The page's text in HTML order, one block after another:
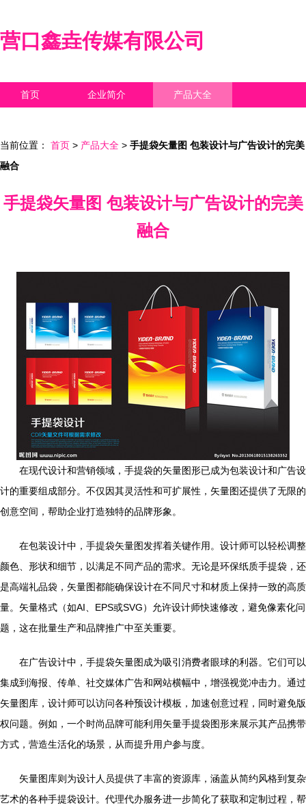
营口鑫垚传媒有限公司
首页 企业简介 产品大全
当前位置： 首页 > 产品大全 > 手提袋矢量图 包装设计与广告设计的完美
融合
手提袋矢量图 包装设计与广告设计的完美
融合
在现代设计和营销领域，手提袋的矢量图形已成为包装设计和广告设
计的重要组成部分。不仅因其灵活性和可扩展性，矢量图还提供了无限的
创意空间，帮助企业打造独特的品牌形象。
在包装设计中，手提袋矢量图发挥着关键作用。设计师可以轻松调整
颜色、形状和细节，以满足不同产品的需求。无论是环保纸质手提袋，还
是高端礼品袋，矢量图都能确保设计在不同尺寸和材质上保持一致的高质
量。矢量格式（如AI、EPS或SVG）允许设计师快速修改，避免像素化问
题，这在批量生产和品牌推广中至关重要。
在广告设计中，手提袋矢量图成为吸引消费者眼球的利器。它们可以
集成到海报、传单、社交媒体广告和网站横幅中，增强视觉冲击力。通过
矢量图库，设计师可以访问各种预设计模板，加速创意过程，同时避免版
权问题。例如，一个时尚品牌可能利用矢量手提袋图形来展示其产品携带
方式，营造生活化的场景，从而提升用户参与度。
矢量图库则为设计人员提供了丰富的资源库，涵盖从简约风格到复杂
艺术的各种手提袋设计。代理代办服务进一步简化了获取和定制过程，帮